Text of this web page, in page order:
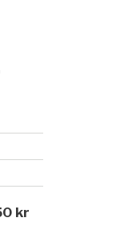
kr